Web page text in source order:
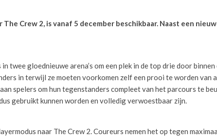
Crew 2, is vanaf 5 december beschikbaar. Naast een
gloednieuwe arena’s om een plek in de top drie door
in terwijl ze moeten voorkomen zelf een prooi te worden van
spelers om hun tegenstanders compleet van het parcours te
gebruikt kunnen worden en volledig verwoestbaar zijn.
naar The Crew 2. Coureurs nemen het op tegen